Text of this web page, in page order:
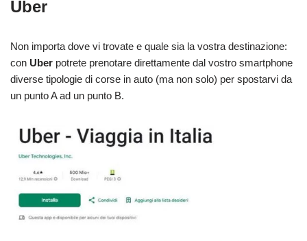
Uber
Non importa dove vi trovate e quale sia la vostra destinazione:
con Uber potrete prenotare direttamente dal vostro smartphone
diverse tipologie di corse in auto (ma non solo) per spostarvi da
un punto A ad un punto B.